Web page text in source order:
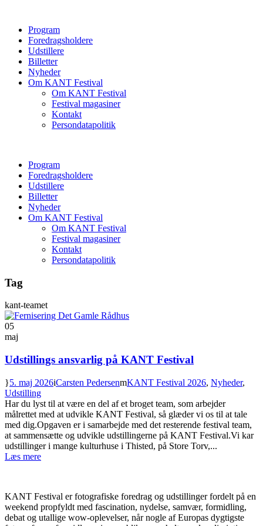
Program
Foredragsholdere
Udstillere
Billetter
Nyheder
Om KANT Festival
Om KANT Festival
Festival magasiner
Kontakt
Persondatapolitik
Program
Foredragsholdere
Udstillere
Billetter
Nyheder
Om KANT Festival
Om KANT Festival
Festival magasiner
Kontakt
Persondatapolitik
Tag
kant-teamet
05
maj
Udstillings ansvarlig på KANT Festival
5. maj 2026 Carsten Pedersen KANT Festival 2026, Nyheder,
Udstilling
Har du lyst til at være en del af et broget team, som arbejder
målrettet med at udvikle KANT Festival, så glæder vi os til at tale
med dig.Opgaven er i samarbejde med det resterende festival team,
at sammensætte og udvikle udstillingerne på KANT Festival.Vi kar
udstillinger i mange kulturhuse i Thisted, på Store Torv,...
Læs mere
KANT Festival er fotografiske foredrag og udstillinger fordelt på en
weekend propfyldt med fascination, nydelse, samvær, formidling,
debat og utallige wow-oplevelser, når nogle af Europas dygtigste